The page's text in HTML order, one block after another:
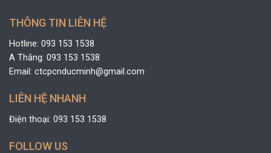
THÔNG TIN LIÊN HỆ
Hotline: 093 153 1538
A Thắng: 093 153 1538
Email: ctcpcnducminh@gmail.com
LIÊN HỆ NHANH
Điện thoại: 093 153 1538
FOLLOW US